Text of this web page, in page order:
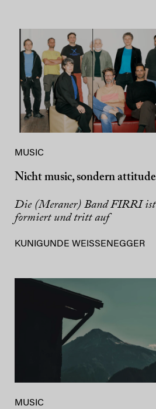
MUSIC
Nicht music, sondern attitude
Die (Meraner) Band FIRRI ist
formiert und tritt auf
KUNIGUNDE WEISSENEGGER
MUSIC